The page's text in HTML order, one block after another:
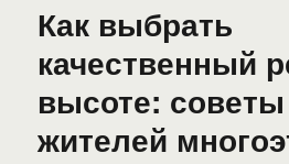
Как выбрать
качественный
высоте:
жителей